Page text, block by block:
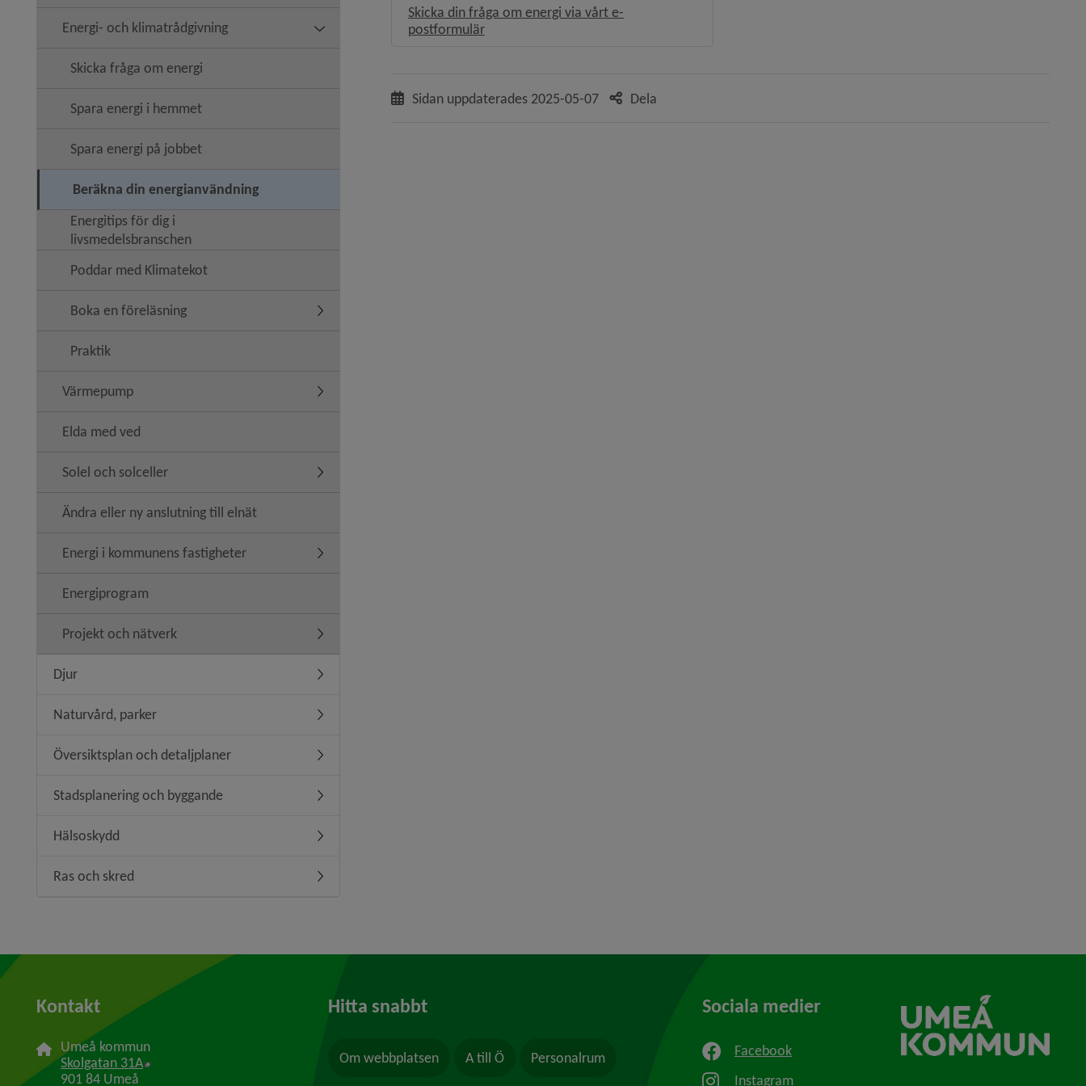
Energi- och klimatrådgivning Undermeny för Energi- och klimatrådgivning
Skicka fråga om energi
Spara energi i hemmet
Spara energi på jobbet
Beräkna din energianvändning
Energitips för dig i
livsmedelsbranschen
Poddar med Klimatekot
Boka en föreläsning Undermeny för Boka en föreläsning
Praktik
Värmepump Undermeny för Värmepump
Elda med ved
Solel och solceller Undermeny för Solel och solceller
Ändra eller ny anslutning till elnät
Energi i kommunens fastigheter Undermeny för Energi i kommunens fastigheter
Energiprogram
Projekt och nätverk Undermeny för Projekt och nätverk
Djur Undermeny för Djur
Naturvård, parker Undermeny för Naturvård, parker
Översiktsplan och detaljplaner Undermeny för Översiktsplan och detaljplaner
Stadsplanering och byggande Undermeny för Stadsplanering och byggande
Hälsoskydd Undermeny för Hälsoskydd
Ras och skred Undermeny för Ras och skred
Skicka din fråga om energi via vårt e-
postformulär
Sidan uppdaterades 2025-05-07 Dela
Kontakt
Umeå kommun
Skolgatan 31A Länk till annan webbplats, öppnas i nytt fönster.
901 84 Umeå
Hitta snabbt
Om webbplatsen A till Ö Personalrum
Sociala medier
Facebook
Instagram